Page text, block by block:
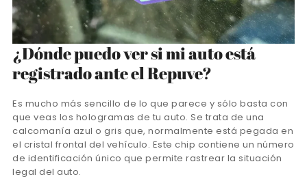
¿Dónde puedo ver si mi auto está
registrado ante el Repuve?
Es mucho más sencillo de lo que parece y sólo basta con
que veas los hologramas de tu auto. Se trata de una
calcomanía azul o gris que, normalmente está pegada en
el cristal frontal del vehículo. Este chip contiene un número
de identificación único que permite rastrear la situación
legal del auto.